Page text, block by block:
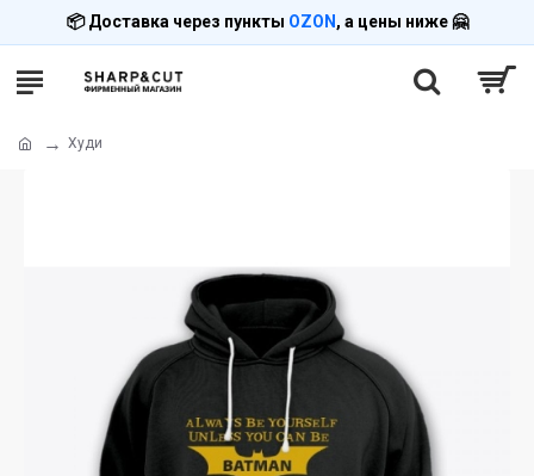
📦 Доставка через пункты OZON , а цены ниже 🤗
Худи